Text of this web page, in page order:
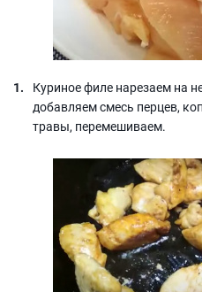
Куриное филе нарезаем на
добавляем смесь перцев,
травы, перемешиваем.